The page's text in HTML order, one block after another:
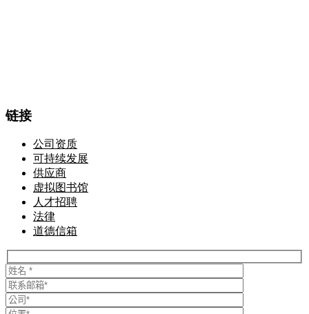
链接
公司资质
可持续发展
供应商
虚拟图书馆
人才招聘
法律
道德信箱